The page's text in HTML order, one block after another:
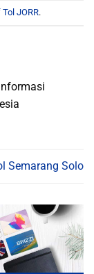
JORR.
Semarang Solo